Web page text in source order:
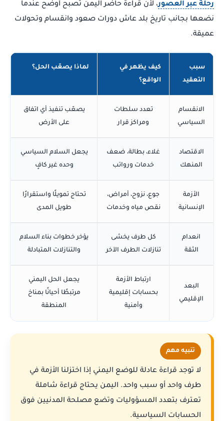
رحلة عبر العصور، لأن قراءة حاضر اليمن تصبح أوضح عندما
نضعها بجانب تاريخ بلد عاش دورات صعود وانقسام وتحولات
عميقة.
سبب
التعقيد
كيف يظهر في
الواقع؟
لماذا يصعّب الحل؟
الانقسام
السياسي
تعدد سلطات
ومراكز قرار
يصعّب تنفيذ أي اتفاق
على الأرض
الاقتصاد
المنهك
غلاء، بطالة، ضعف
خدمات ورواتب
يجعل السلام السياسي
وحده غير كافٍ
الأزمة
الإنسانية
جوع، نزوح، أمراض،
نقص مياه وخدمات
تحتاج تمويلًا واستقرارًا
طويل المدى
انعدام
الثقة
كل طرف يخشى
تنازلات الطرف الآخر
يؤخر خطوات بناء السلام
والتنازلات المتبادلة
البعد
الإقليمي
ارتباط الأزمة
بحسابات إقليمية
وأمنية
يجعل الحل اليمني
مرتبطًا أحيانًا بمناخ
المنطقة
تنبيه مهم
لا توجد قراءة عادلة للوضع اليمني إذا اختزلنا الأزمة في
طرف واحد أو سبب واحد. اليمن يحتاج قراءة شاملة
تعترف بتعدد المسؤوليات وتضع مصلحة المدنيين فوق
الحسابات السياسية.